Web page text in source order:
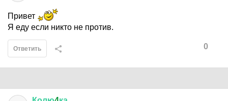
Привет
Я еду если никто не против.
0
Ответить